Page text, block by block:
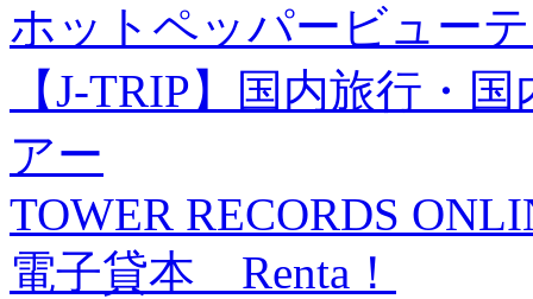
ホットペッパービュー
【J-TRIP】国内旅行・
アー
TOWER RECORDS
電子貸本 Renta！